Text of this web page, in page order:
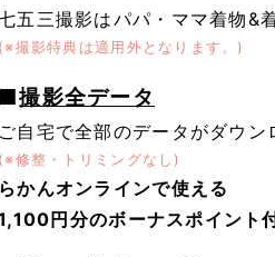
五三撮影はパパ・ママ着物&
(※撮影特典は適用外となります。)
■撮影全データ
ご自宅で全部のデータがダウン
(※修整・トリミングなし)
らかんオンラインで使える
円分のボーナスポイント